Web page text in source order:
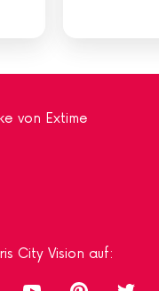
von Extime
City Vision auf: